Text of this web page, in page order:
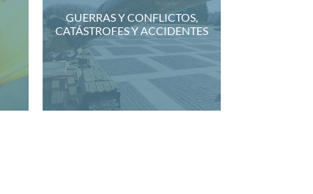
GUERRAS Y CONFLICTOS,
CATÁSTROFES Y ACCIDENTES